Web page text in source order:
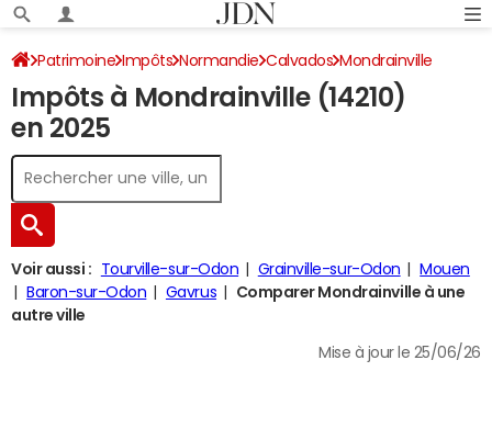
Patrimoine Impôts Normandie Calvados Mondrainville
Impôt sur le revenu
Impôts à Mondrainville (14210)
en 2025
Voir aussi : Tourville-sur-Odon Grainville-sur-Odon
Mouen
Baron-sur-Odon
Gavrus
Comparer Mondrainville à une
autre ville
Mise à jour le 25/06/26